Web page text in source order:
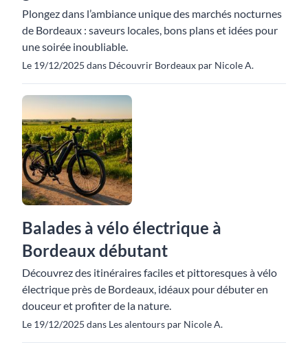
Plongez dans l’ambiance unique des marchés nocturnes
de Bordeaux : saveurs locales, bons plans et idées pour
une soirée inoubliable.
Le 19/12/2025 dans Découvrir Bordeaux par Nicole A.
Balades à vélo électrique à
Bordeaux débutant
Découvrez des itinéraires faciles et pittoresques à vélo
électrique près de Bordeaux, idéaux pour débuter en
douceur et profiter de la nature.
Le 19/12/2025 dans Les alentours par Nicole A.